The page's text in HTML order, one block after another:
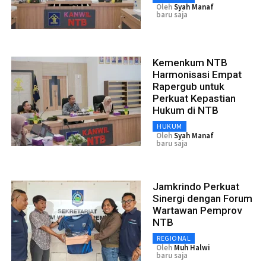
OlehSyah Manaf
baru saja
Kemenkum NTB
Harmonisasi Empat
Rapergub untuk
Perkuat Kepastian
Hukum di NTB
HUKUM
OlehSyah Manaf
baru saja
Jamkrindo Perkuat
Sinergi dengan Forum
Wartawan Pemprov
NTB
REGIONAL
Oleh Muh Halwi
baru saja